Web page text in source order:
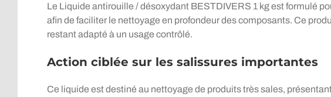
Le Liquide antirouille / désoxydant BESTDIVERS 1 kg est formulé
afin de faciliter le nettoyage en profondeur des composants. Ce
restant adapté à un usage contrôlé.
Action ciblée sur les salissures importantes
Ce liquide est destiné au nettoyage de produits très sales,